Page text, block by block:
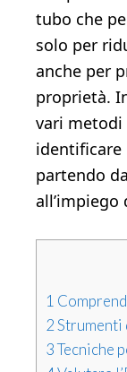
tubo che
solo per
anche per
proprietà.
vari
identificare
partendo
1
2Strumenti
3Tecniche